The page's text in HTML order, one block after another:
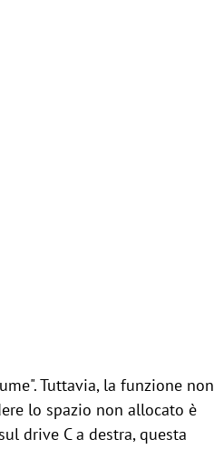
Tuttavia, la funzione non
lo spazio non allocato è
drive C a destra, questa